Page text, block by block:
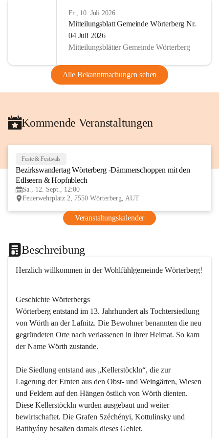
Fr., 10. Juli 2026
Mitteilungsblatt Gemeinde Wörterberg Nr.
04 Juli 2026
Mitteilungsblätter Gemeinde Wörterberg
Alle Bekanntmachungen sehen
Kommende Veranstaltungen
Feste & Festivals
Bezirkswandertag Wörterberg -Dämmerschoppen mit den
Edlseern & Hopfnblech
Sa., 12. Sept., 12:00
Feuerwehrplatz 2, 7550 Wörterberg, AUT
Veranstaltungskalender
Beschreibung
Herzlich willkommen in der Wohlfühlgemeinde Wörterberg!
Geschichte Wörterbergs
Wörterberg entstand im 13. Jahrhundert als Tochtersiedlung
von Wörth an der Lafnitz. Die Bewohner benannten die neu
gegründeten Orte nach verlassenen in ihrer Heimat. So kam
der Name Wörth zustande.
Die Siedlung entstand aus „Kellerstöckln“, die zur
Lagerung der Ernten aus den Obst- und Weingärten, Wiesen
und Feldern auf den Hängen östlich von Wörth dienten.
Diese Kellerstöckln wurden ausgebaut und weiter
bewirtschaftet. Die Grafen Széchényi, Kottulinsky und
Batthyány besaßen damals dieses Gebiet.